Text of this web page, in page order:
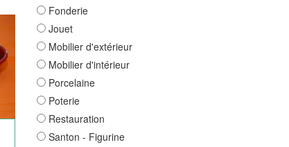
Fonderie
Jouet
Mobilier d'extérieur
Mobilier d'intérieur
Porcelaine
Poterie
Restauration
Santon - Figurine